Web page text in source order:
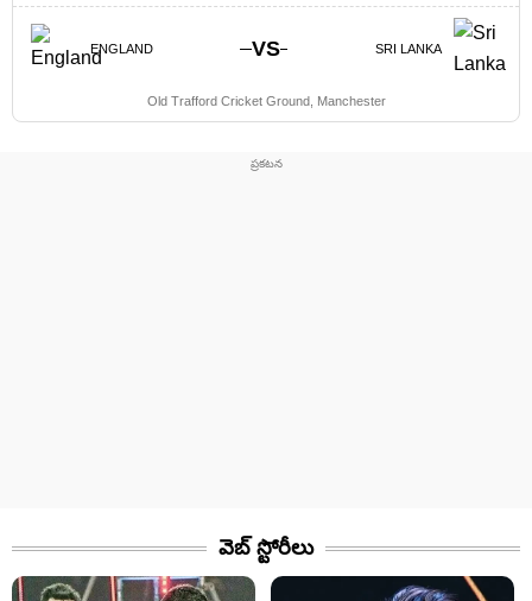
ENGLAND VS SRI LANKA
Old Trafford Cricket Ground, Manchester
వెబ్ స్టోరీలు​